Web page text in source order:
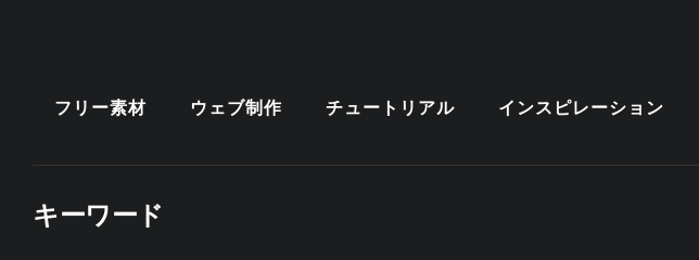
フリー素材 ウェブ制作 チュートリアル インスピレーション
キーワード